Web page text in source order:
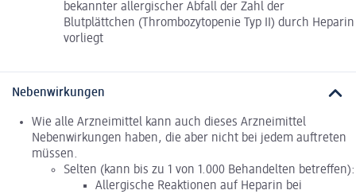
bekannter allergischer Abfall der Zahl der
Blutplättchen (Thrombozytopenie Typ II) durch Heparin
vorliegt
Nebenwirkungen
Wie alle Arzneimittel kann auch dieses Arzneimittel
Nebenwirkungen haben, die aber nicht bei jedem auftreten
müssen.
Selten (kann bis zu 1 von 1.000 Behandelten betreffen):
Allergische Reaktionen auf Heparin bei